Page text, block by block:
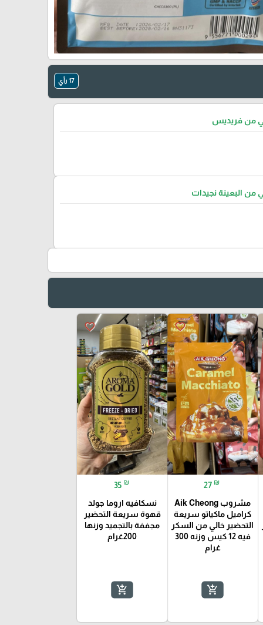
17 رأي
من فريديس
من البعينة نجيدات
favorite_border
27 ₪
مشروب Aik Cheong
كراميل ماكياتو سريعة
التحضير خالي من السكر
فيه 12 كيس وزنه 300
غرام
add_shopping_cart
favorite_border
35 ₪
نسكافيه اروما جولد
قهوة سريعة التحضير
مجففة بالتجميد وزنها
200غرام
add_shopping_cart